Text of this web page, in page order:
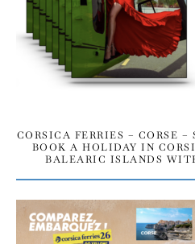
CORSICA FERRIES – CORSE –
BOOK A HOLIDAY IN
BALEARIC ISLANDS